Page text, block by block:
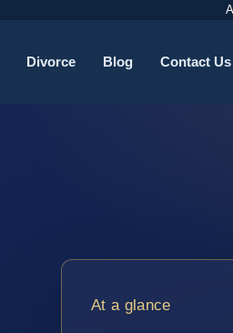
Divorce Blog Contact Us
At a glance